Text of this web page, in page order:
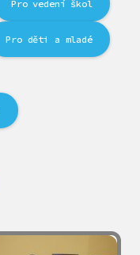
Pro vedení škol
Pro děti a mladé